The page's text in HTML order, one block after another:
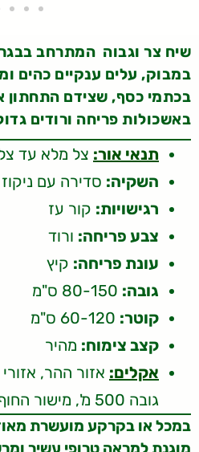
שיח צר וגבוה המתרחב
במבוק, עלים ענקיים כהים
בכתמי כסף, שצידם התחתון
באשכולות פריחה ורודים
תנאי אור: צל מלא עד
השקיה: סדירה עם
רגישויות: קור עז
צבע פריחה: ורוד
עונת פריחה: קיץ
גובה:
קוטר:
קצב צימוח: מהיר
אקלים: אזור ההר,
גובה 500 מ', מישור החוף והשפלה
במכל או בקרקע מועשרת